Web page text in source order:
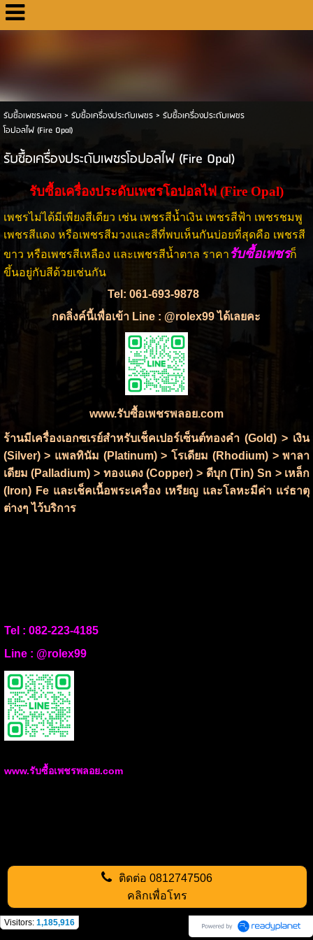
รับซื้อเพชรพลอย> รับซื้อเครื่องประดับเพชร> รับซื้อเครื่องประดับเพชร
โอปอลไฟ (Fire Opal)
รับซื้อเครื่องประดับเพชรโอปอลไฟ (Fire Opal)
รับซื้อเครื่องประดับเพชรโอปอลไฟ (Fire Opal)
เพชรไม่ได้มีเพียงสีเดียว เช่น เพชรสีน้ำเงิน เพชรสีฟ้า เพชรชมพู
เพชรสีแดง หรือเพชรสีมวงและสีที่พบเห็นกันบ่อยที่สุดคือ เพชรสี
ขาว หรือเพชรสีเหลือง และเพชรสีน้ำตาล ราคารับซื้อเพชรก็
ขึ้นอยู่กับสีด้วยเช่นกัน
Tel: 061-693-9878
กดลิ่งค์นี้เพื่อเข้า Line : @rolex99 ได้เลยคะ
www.รับซื้อเพชรพลอย.com
ร้านมีเครื่องเอกซเรย์สำหรับเช็คเปอร์เซ็นต์ทองคำ (Gold) > เงิน
(Silver) > แพลทินัม (Platinum) > โรเดียม (Rhodium) > พาลา
เดียม (Palladium) > ทองแดง (Copper) > ดีบุก (Tin) Sn > เหล็ก
(Iron) Fe และเช็คเนื้อพระเครื่อง เหรียญ และโลหะมีค่า แร่ธาตุ
ต่างๆ ไว้บริการ
Tel : 082-223-4185
Line : @rolex99
www.รับซื้อเพชรพลอย.com
ติดต่อ0812747506
คลิกเพื่อโทร
Visitors: 1,185,916